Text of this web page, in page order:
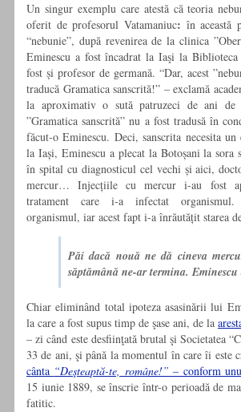
Un singur exemplu care atestă că teoria
oferit de profesorul Vatamaniuc: în această
“nebunie”, după revenirea de la clinica
Eminescu a fost încadrat la Iaşi la
fost și profesor de germană. “Dar, acest
traducă Gramatica sanscrită!” – exclamă
la aproximativ o sută patruzeci de ani de
”Gramatica sanscrită” nu a fost tradusă în
făcut-o Eminescu. Deci, sanscrita necesita
la Iași, Eminescu a plecat la Botoșani la sora
în spital cu diagnosticul cel vechi și aici,
mercur… Injecțiile cu mercur i-au fost
tratament care i-a infectat organismul.
organismul, iar acest fapt i-a înrăutățit starea
Păi dacă nouă ne dă cineva
săptămână ne-ar termina. Eminescu
Chiar eliminând total ipoteza asasinării lui
la care a fost supus timp de şase ani, de la
– zi când este desfiinţată brutal şi Societatea
33 de ani, şi până la momentul în care îi este
cânta “Deşteaptă-te, române!” – conform
15 iunie 1889, se înscrie într-o perioadă de
fatitic.